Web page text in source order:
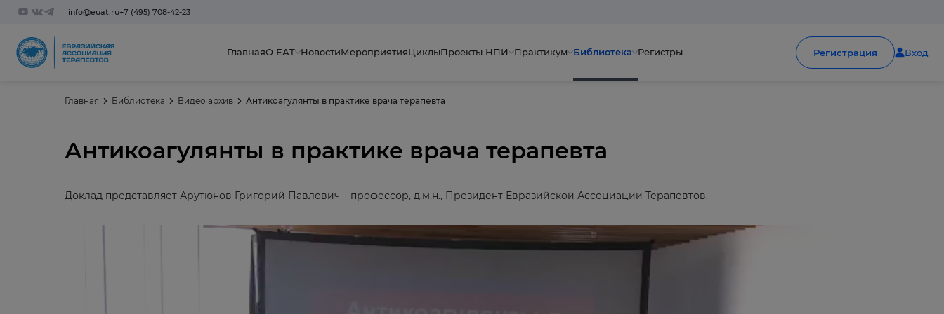
info@euat.ru+7 (495) 708-42-23
ГлавнаяО ЕАТ НовостиМероприятияЦиклыПроекты НПИ Практикум Библиотека Регистры Регистрация Вход
Главная Библиотека Видео архив Антикоагулянты в практике врача терапевта
Антикоагулянты в практике врача терапевта
Доклад представляет Арутюнов Григорий Павлович – профессор, д.м.н., Президент Евразийской Ассоциации Терапевтов.